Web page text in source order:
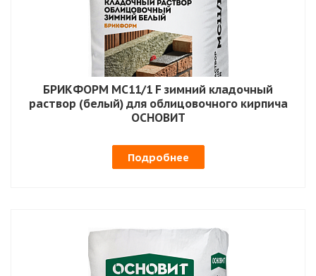
БРИКФОРМ MC11/1 F зимний кладочный
раствор (белый) для облицовочного кирпича
ОСНОВИТ
Подробнее